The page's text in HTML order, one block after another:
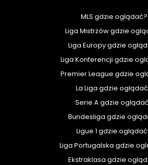
MLS gdzie oglądać?
Liga Mistrzów gdzie
Liga Europy gdzie
Liga Konferencji gdzie
Premier League gdzie
La Liga gdzie
Serie A gdzie
Bundesliga gdzie
Ligue 1 gdzie
Liga Portugalska gdzie
Ekstraklasa gdzie